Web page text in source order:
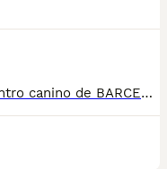
Cachorro disponible en nuestro centro canino de BARCELONA!!. El precio del cachorro es el indicado, sin variaciones. FACTURA con IVA incluido, cartilla veterinaria y contrato, sin sorpresas. El cachorro se entrega con todas las vacunas correspondientes a su edad al día, desparasitado, con microchip y respaldado por una garantía vírica y genética por escrito. No ofrecemos envíos, pero estamos disponibles para responder tus preguntas a través de WhatsApp o llamada telefónica al 610318857. Ven a visitarlo sin compromiso a nuestro centro canino de Barcelona !! Raza PDAE o Turco Andaluz.